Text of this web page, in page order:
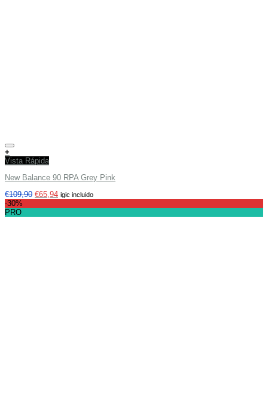
+
Vista Rápida
New Balance 90 RPA Grey Pink
€109,90 €65,94 igic incluido
-30%
PRO